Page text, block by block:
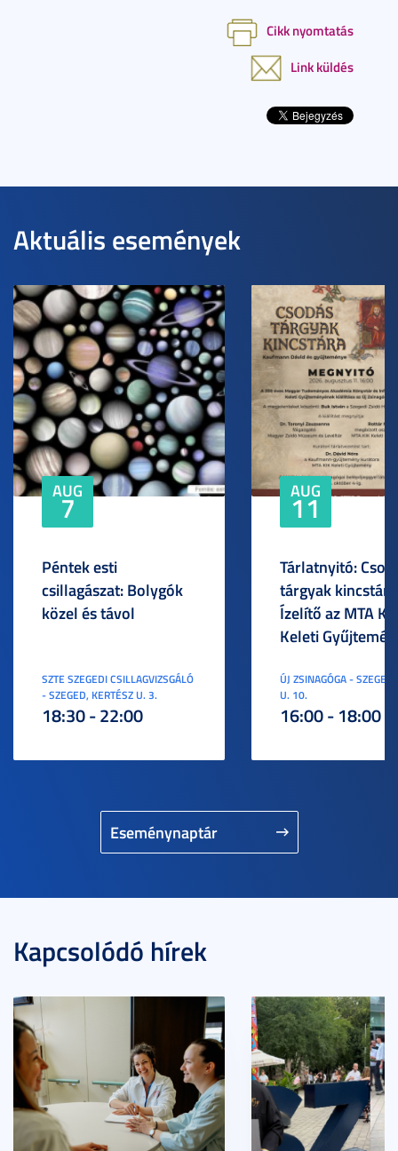
Cikk nyomtatás
Link küldés
Aktuális események
Eseménynaptár
AUG
7
Péntek esti
csillagászat: Bolygók
közel és távol
SZTE SZEGEDI CSILLAGVIZSGÁLÓ
- SZEGED, KERTÉSZ U. 3.
18:30 - 22:00
AUG
11
Tárlatnyitó:
tárgyak
Ízelítő az MTA
Keleti
ÚJ ZSINAGÓGA -
U. 10.
16:00 - 18:00
Kapcsolódó hírek